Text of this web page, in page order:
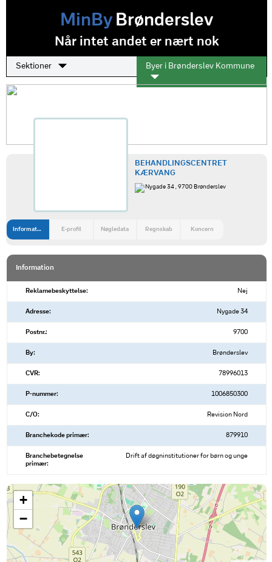
MinByBrønderslev
Når intet andet er nært nok
Sektioner Byer i Brønderslev Kommune
BEHANDLINGSCENTRET
KÆRVANG
Nygade 34 , 9700 Brønderslev
Information E-profil Nøgledata Regnskab Koncern
Information
Reklamebeskyttelse: Nej
Adresse: Nygade 34
Postnr.: 9700
By: Brønderslev
CVR: 78996013
P-nummer: 1006850300
C/O: Revision Nord
Branchekode primær: 879910
Branchebetegnelse
primær:
Drift af døgninstitutioner for børn og unge
+
−